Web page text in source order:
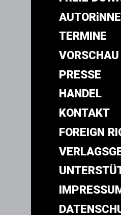
TERMINE
VORSCHAU
PRESSE
HANDEL
KONTAKT
FOREIGN